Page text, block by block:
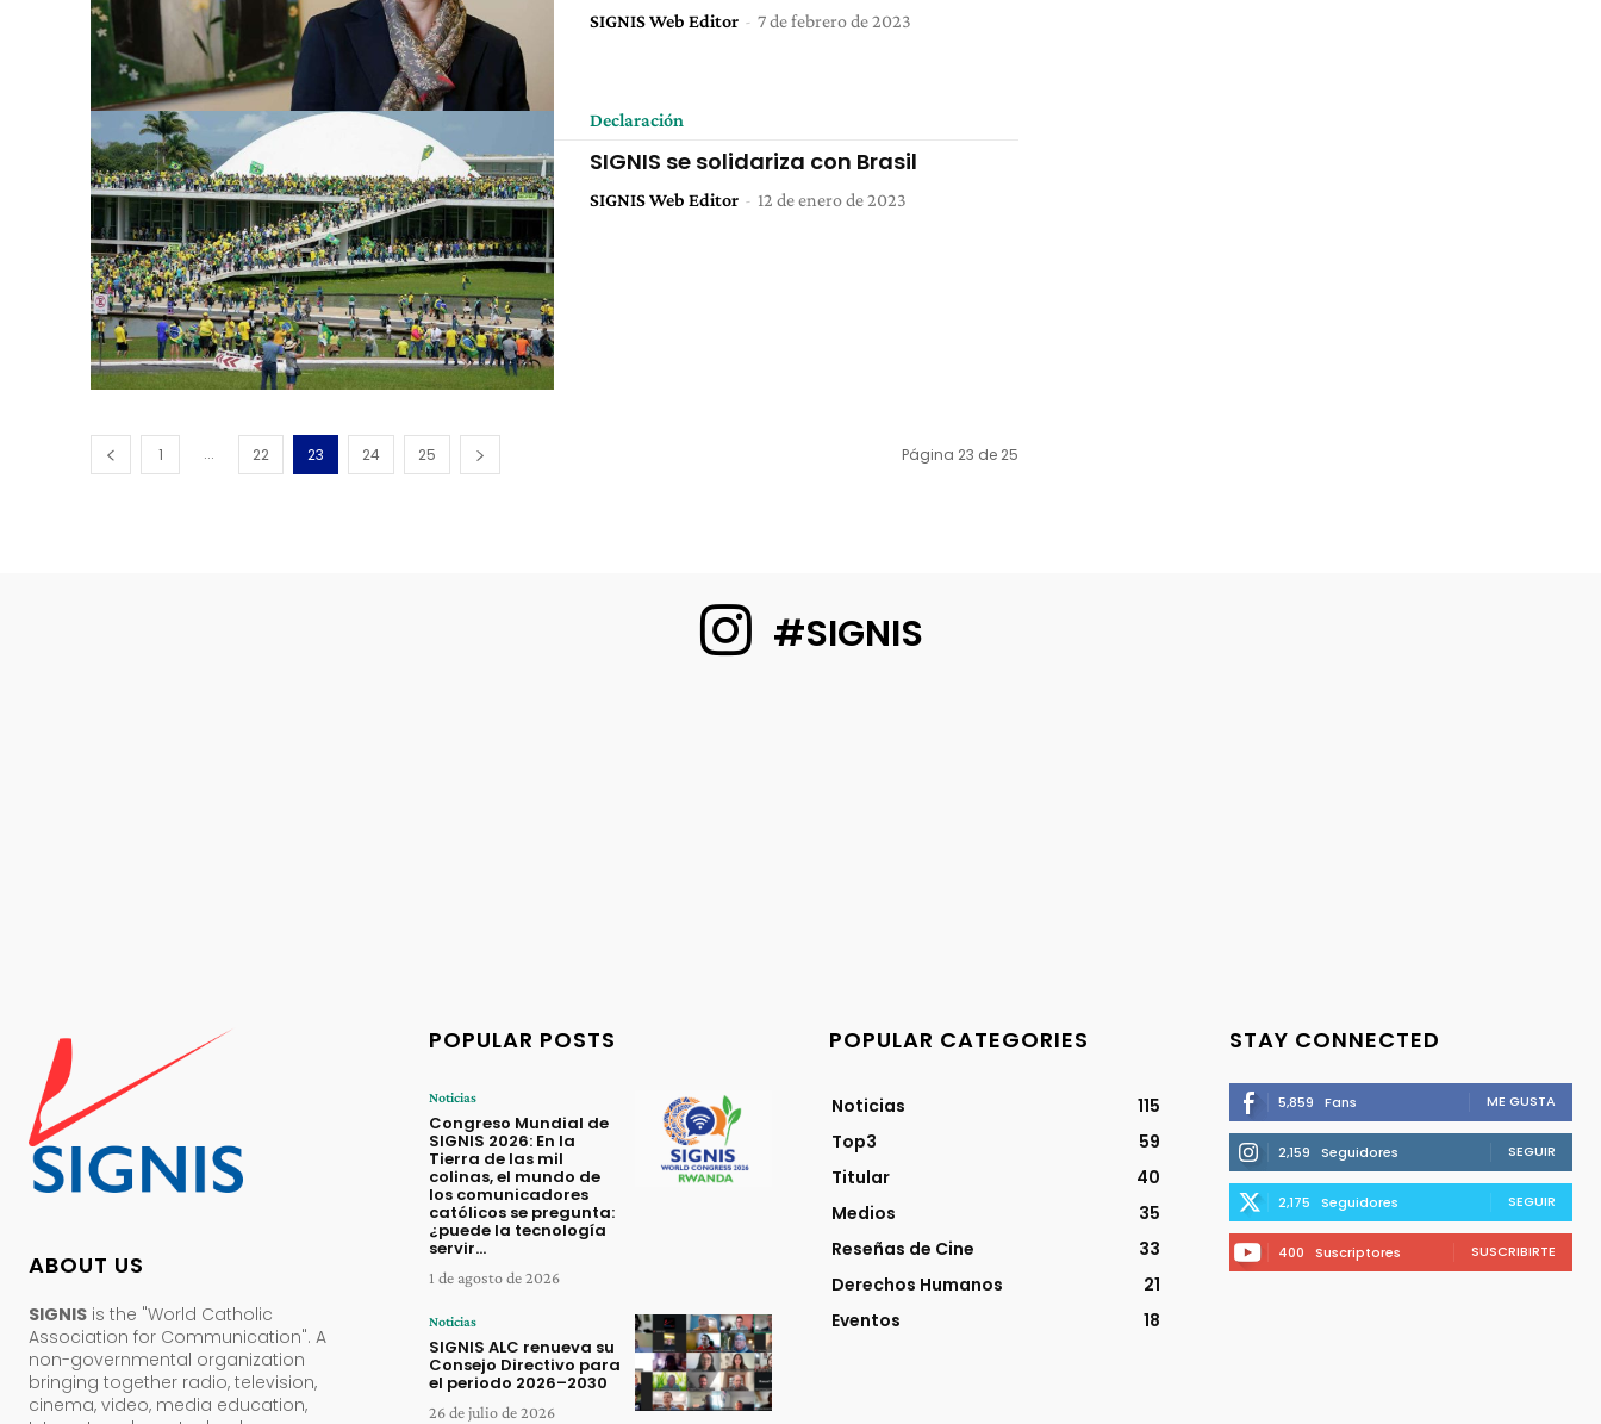
SIGNIS Web Editor - 7 de febrero de 2023
Declaración
SIGNIS se solidariza con Brasil
SIGNIS Web Editor - 12 de enero de 2023
1 ... 22 23 24 25 Página 23 de 25
#SIGNIS
ABOUT US
SIGNIS is the "World Catholic
Association for Communication". A
non-governmental organization
bringing together radio, television,
cinema, video, media education,
POPULAR POSTS
Noticias
Congreso Mundial de
SIGNIS 2026: En la
Tierra de las mil
colinas, el mundo de
los comunicadores
católicos se pregunta:
¿puede la tecnología
servir...
1 de agosto de 2026
Noticias
SIGNIS ALC renueva su
Consejo Directivo para
el periodo 2026–2030
26 de julio de 2026
POPULAR CATEGORIES
Noticias
115
Top3
59
Titular
40
Medios
35
Reseñas de Cine
33
Derechos Humanos
21
Eventos
18
STAY CONNECTED
5,859 Fans ME GUSTA
2,159 Seguidores SEGUIR
2,175 Seguidores SEGUIR
400 Suscriptores SUSCRIBIRTE